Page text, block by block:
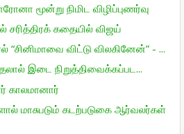
மூன்று நிமிட விழிப்புணர்வு
சரித்திரக் கதையில் விஜய்
விட்டு விலகினேன்” - ...
இடை நிறுத்திவைக்கப்பட...
காலமானார்
மாசுபடும் கடற்படுகை ஆர்வலர்கள்